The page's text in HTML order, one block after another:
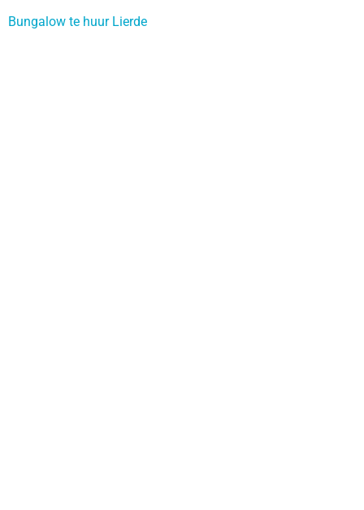
Bungalow te huur Lierde